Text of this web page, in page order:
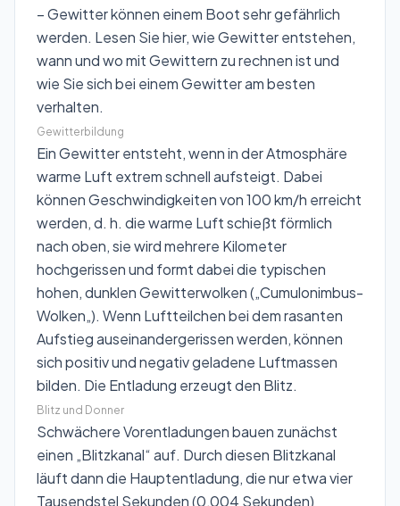
– Gewitter können einem Boot sehr gefährlich
werden. Lesen Sie hier, wie Gewitter entstehen,
wann und wo mit Gewittern zu rechnen ist und
wie Sie sich bei einem Gewitter am besten
verhalten.
Gewitterbildung
Ein Gewitter entsteht, wenn in der Atmosphäre
warme Luft extrem schnell aufsteigt. Dabei
können Geschwindigkeiten von 100 km/h erreicht
werden, d. h. die warme Luft schießt förmlich
nach oben, sie wird mehrere Kilometer
hochgerissen und formt dabei die typischen
hohen, dunklen Gewitterwolken („Cumulonimbus-
Wolken„). Wenn Luftteilchen bei dem rasanten
Aufstieg auseinandergerissen werden, können
sich positiv und negativ geladene Luftmassen
bilden. Die Entladung erzeugt den Blitz.
Blitz und Donner
Schwächere Vorentladungen bauen zunächst
einen „Blitzkanal“ auf. Durch diesen Blitzkanal
läuft dann die Hauptentladung, die nur etwa vier
Tausendstel Sekunden (0,004 Sekunden)